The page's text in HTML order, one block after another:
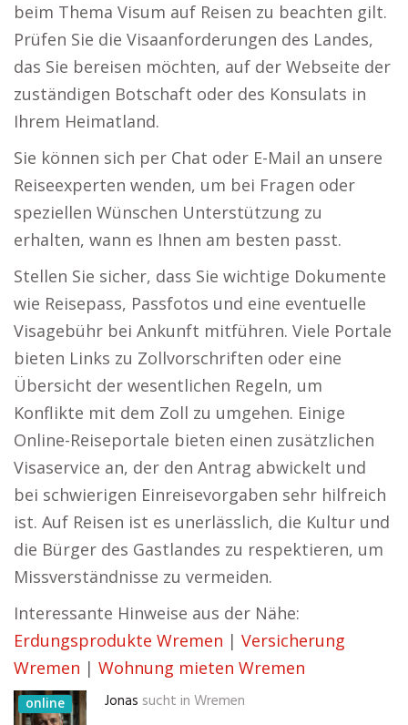
beim Thema Visum auf Reisen zu beachten gilt.
Prüfen Sie die Visaanforderungen des Landes,
das Sie bereisen möchten, auf der Webseite der
zuständigen Botschaft oder des Konsulats in
Ihrem Heimatland.
Sie können sich per Chat oder E-Mail an unsere
Reiseexperten wenden, um bei Fragen oder
speziellen Wünschen Unterstützung zu
erhalten, wann es Ihnen am besten passt.
Stellen Sie sicher, dass Sie wichtige Dokumente
wie Reisepass, Passfotos und eine eventuelle
Visagebühr bei Ankunft mitführen. Viele Portale
bieten Links zu Zollvorschriften oder eine
Übersicht der wesentlichen Regeln, um
Konflikte mit dem Zoll zu umgehen. Einige
Online-Reiseportale bieten einen zusätzlichen
Visaservice an, der den Antrag abwickelt und
bei schwierigen Einreisevorgaben sehr hilfreich
ist. Auf Reisen ist es unerlässlich, die Kultur und
die Bürger des Gastlandes zu respektieren, um
Missverständnisse zu vermeiden.
Interessante Hinweise aus der Nähe:
Erdungsprodukte Wremen | Versicherung
Wremen | Wohnung mieten Wremen
online Jonas sucht in Wremen